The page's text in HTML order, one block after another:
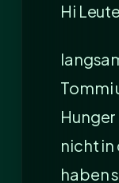
Hi
Tommi
nicht in
haben